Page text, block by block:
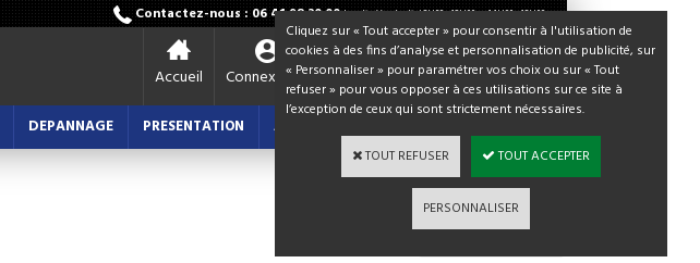
Contactez-nous : 06 41 98 30 00Lundi - Vendredi / 8H30 - 12H00 et 14H00 - 18H00
Accueil Connexion
Votre panier
0,00 € TTC
DEPANNAGE PRESENTATION ACTUALITES : BLOG
Cliquez sur « Tout accepter » pour consentir à l'utilisation de
cookies à des fins d’analyse et personnalisation de publicité, sur
« Personnaliser » pour paramétrer vos choix ou sur « Tout
refuser » pour vous opposer à ces utilisations sur ce site à
l’exception de ceux qui sont strictement nécessaires.
TOUT REFUSER TOUT ACCEPTER
PERSONNALISER